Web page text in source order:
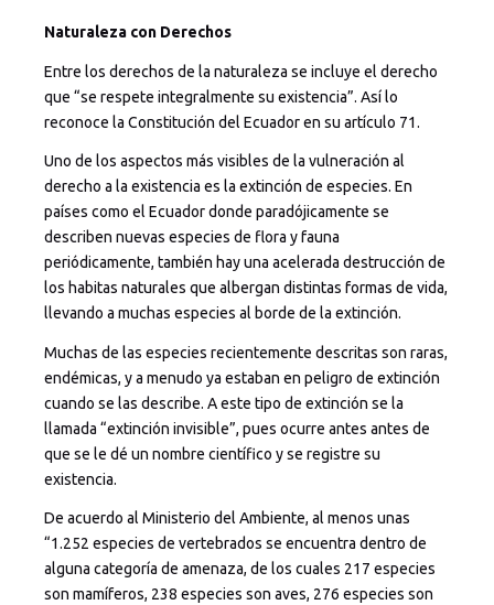
Naturaleza con Derechos
Entre los derechos de la naturaleza se incluye el derecho
que “se respete integralmente su existencia”. Así lo
reconoce la Constitución del Ecuador en su artículo 71.
Uno de los aspectos más visibles de la vulneración al
derecho a la existencia es la extinción de especies. En
países como el Ecuador donde paradójicamente se
describen nuevas especies de flora y fauna
periódicamente, también hay una acelerada destrucción de
los habitas naturales que albergan distintas formas de vida,
llevando a muchas especies al borde de la extinción.
Muchas de las especies recientemente descritas son raras,
endémicas, y a menudo ya estaban en peligro de extinción
cuando se las describe. A este tipo de extinción se la
llamada “extinción invisible”, pues ocurre antes antes de
que se le dé un nombre científico y se registre su
existencia.
De acuerdo al Ministerio del Ambiente, al menos unas
“1.252 especies de vertebrados se encuentra dentro de
alguna categoría de amenaza, de los cuales 217 especies
son mamíferos, 238 especies son aves, 276 especies son